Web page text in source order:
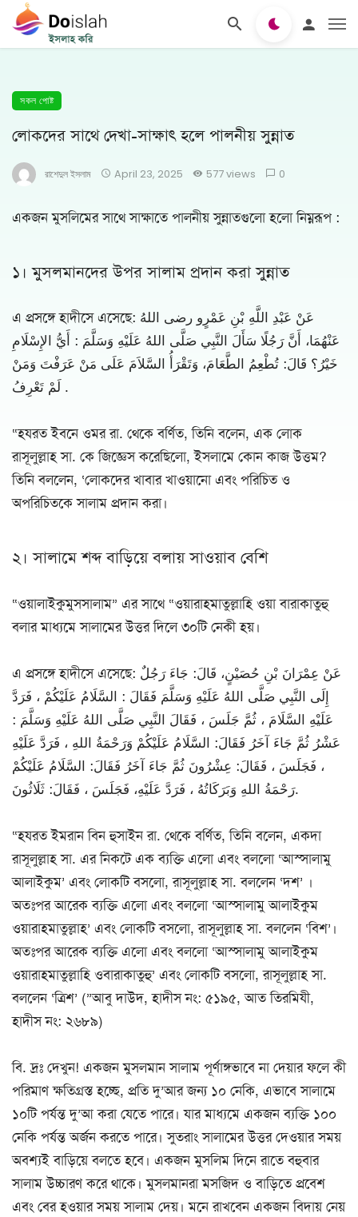
সকল পোষ্ট
লোকদের সাথে দেখা-সাক্ষাৎ হলে পালনীয় সুন্নাত
রাশেদুল ইসলাম April 23, 2025 577 views 0
একজন মুসলিমের সাথে সাক্ষাতে পালনীয় সুন্নাতগুলো হলো নিম্নরূপ :
১। মুসলমানদের উপর সালাম প্রদান করা সুন্নাত
এ প্রসঙ্গে হাদীসে এসেছে: عَنْ عَبْدِ اللَّهِ بْنِ عَمْرٍو رضى اللهُ
عَنْهُمَا، أَنَّ رَجُلًا سَأَلَ النَّبِي صَلَّى اللهُ عَلَيْهِ وَسَلَّمَ : أَيُّ الإِسْلَامِ
خَيْرُ؟ قَالَ: تُطْعِمُ الطَّعَامَ، وَتَقْرَأُ السَّلاَمَ عَلَى مَنْ عَرَفْتَ وَمَنْ
لَمْ تَعْرِفُ .
“হযরত ইবনে ওমর রা. থেকে বর্ণিত, তিনি বলেন, এক লোক
রাসূলুল্লাহ সা. কে জিজ্ঞেস করেছিলো, ইসলামে কোন কাজ উত্তম?
তিনি বললেন, ‘লোকদের খাবার খাওয়ানো এবং পরিচিত ও
অপরিচিতকে সালাম প্রদান করা।
২। সালামে শব্দ বাড়িয়ে বলায় সাওয়াব বেশি
“ওয়ালাইকুমুসসালাম” এর সাথে “ওয়ারাহমাতুল্লাহি ওয়া বারাকাতুহু
বলার মাধ্যমে সালামের উত্তর দিলে ৩০টি নেকী হয়।
এ প্রসঙ্গে হাদীসে এসেছে: عَنْ عِمْرَانَ بْنِ حُصَيْنٍ، قَالَ: جَاءَ رَجُلٌ
إِلَى النَّبِي صَلَّى اللهُ عَلَيْهِ وَسَلَّمَ فَقَالَ : السَّلَامُ عَلَيْكُمْ ، فَرَدَّ
عَلَيْهِ السَّلَامَ ، ثُمَّ جَلَسَ ، فَقَالَ النَّبِي صَلَّى اللهُ عَلَيْهِ وَسَلَّمَ :
عَشْرُ ثُمَّ جَاءَ آخَرُ فَقَالَ: السَّلَامُ عَلَيْكُمْ وَرَحْمَةُ اللهِ ، فَرَدَّ عَلَيْهِ
، فَجَلَسَ ، فَقَالَ: عِشْرُونَ ثُمَّ جَاءَ آخَرُ فَقَالَ: السَّلَامُ عَلَيْكُمْ
رَحْمَةُ اللهِ وَبَرَكَاتُهُ ، فَرَدَّ عَلَيْهِ، فَجَلَسَ ، فَقَالَ: ثَلَاثُونَ.
“হযরত ইমরান বিন হুসাইন রা. থেকে বর্ণিত, তিনি বলেন, একদা
রাসূলুল্লাহ সা. এর নিকটে এক ব্যক্তি এলো এবং বললো ‘আস্সালামু
আলাইকুম’ এবং লোকটি বসলো, রাসূলুল্লাহ সা. বললেন ‘দশ’ ।
অতঃপর আরেক ব্যক্তি এলো এবং বললো ‘আস্সালামু আলাইকুম
ওয়ারাহমাতুল্লাহ’ এবং লোকটি বসলো, রাসূলুল্লাহ সা. বললেন ‘বিশ’।
অতঃপর আরেক ব্যক্তি এলো এবং বললো ‘আস্সালামু আলাইকুম
ওয়ারাহমাতুল্লাহি ওবারাকাতুহু’ এবং লোকটি বসলো, রাসূলুল্লাহ সা.
বললেন ‘ত্রিশ’ (”আবু দাউদ, হাদীস নং: ৫১৯৫, আত তিরমিযী,
হাদীস নং: ২৬৮৯)
বি. দ্রঃ দেখুন! একজন মুসলমান সালাম পূর্ণাঙ্গভাবে না দেয়ার ফলে কী
পরিমাণ ক্ষতিগ্রস্ত হচ্ছে, প্রতি দু’আর জন্য ১০ নেকি, এভাবে সালামে
১০টি পর্যন্ত দু’আ করা যেতে পারে। যার মাধ্যমে একজন ব্যক্তি ১০০
নেকি পর্যন্ত অর্জন করতে পারে। সুতরাং সালামের উত্তর দেওয়ার সময়
অবশ্যই বাড়িয়ে বলতে হবে। একজন মুসলিম দিনে রাতে বহুবার
সালাম উচ্চারণ করে থাকে। মুসলমানরা মসজিদ ও বাড়িতে প্রবেশ
এবং বের হওয়ার সময় সালাম দেয়। মনে রাখবেন একজন বিদায় নেয়